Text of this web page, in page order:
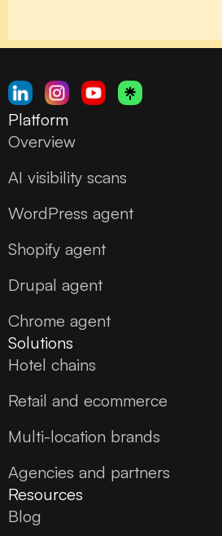
Platform
Overview
AI visibility scans
WordPress agent
Shopify agent
Drupal agent
Chrome agent
Solutions
Hotel chains
Retail and ecommerce
Multi-location brands
Agencies and partners
Resources
Blog